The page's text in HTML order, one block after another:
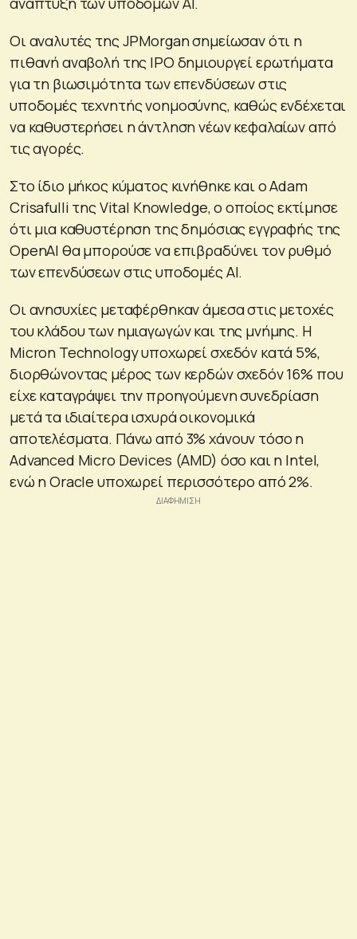
Οι αναλυτές της JPMorgan σημείωσαν ότι η
πιθανή αναβολή της IPO δημιουργεί ερωτήματα
για τη βιωσιμότητα των επενδύσεων στις
υποδομές τεχνητής νοημοσύνης, καθώς ενδέχεται
να καθυστερήσει η άντληση νέων κεφαλαίων από
τις αγορές.
Στο ίδιο μήκος κύματος κινήθηκε και ο Adam
Crisafulli της Vital Knowledge, ο οποίος εκτίμησε
ότι μια καθυστέρηση της δημόσιας εγγραφής της
OpenAI θα μπορούσε να επιβραδύνει τον ρυθμό
των επενδύσεων στις υποδομές AI.
Οι ανησυχίες μεταφέρθηκαν άμεσα στις μετοχές
του κλάδου των ημιαγωγών και της μνήμης. Η
Micron Technology υποχωρεί σχεδόν κατά 5%,
διορθώνοντας μέρος των κερδών σχεδόν 16% που
είχε καταγράψει την προηγούμενη συνεδρίαση
μετά τα ιδιαίτερα ισχυρά οικονομικά
αποτελέσματα. Πάνω από 3% χάνουν τόσο η
Advanced Micro Devices (AMD) όσο και η Intel,
ενώ η Oracle υποχωρεί περισσότερο από 2%.